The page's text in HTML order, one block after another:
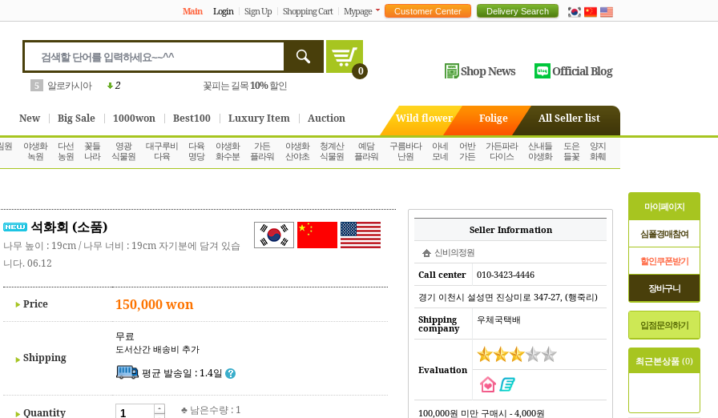
Main Login Sign Up Shopping Cart Mypage
0
5 알로카시아 2 꽃피는 길목10%할인
Shop News Official Blog
New Big Sale 1000won Best100 Luxury Item Auction Wild flower Folige All Seller list
원
야생화
녹원
다선
농원
꽃들
나라
영광
식물원
대구루비
다육
다육
명당
야생화
화수분
가든
플라워
야생화
산야초
청계산
식물원
예담
플라워
구름바다
난원
아네
모네
어반
가든
가든파라
다이스
산내들
야생화
도은
들꽃
양지
화훼
석화회 (소품)
나무 높이 : 19cm / 나무 너비 : 19cm 자기분에 담겨 있습
니다. 06.12
Price 150,000 won
Shipping
무료
도서산간 배송비 추가
평균 발송일 : 1.4일
Quantity ♣ 남은수량 : 1
Seller Information
신비의정원
Call center
010-3423-4446
경기 이천시 설성면 진상미로 347-27, (행죽리)
Shipping
company
우체국택배
Evaluation
100,000원 미만 구매시 - 4,000원
마이페이지
심폴경매참여
할인쿠폰받기
장바구니
입점문의하기
최근본상품 (0)